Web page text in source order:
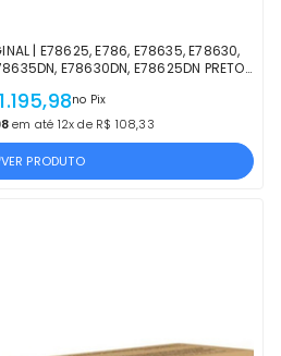
| E78625, E786, E78635, E78630,
E78630DN, E78625DN PRETO |
no Pix
em até 12x de R$ 108,33
VER PRODUTO